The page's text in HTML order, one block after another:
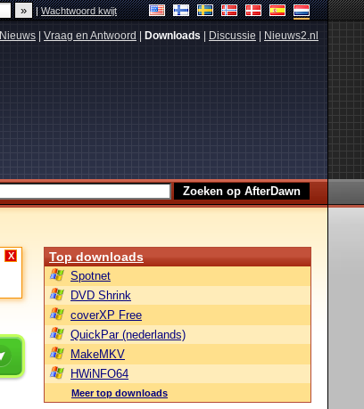
|Wachtwoord kwijt
Nieuws Vraag en Antwoord Downloads Discussie Nieuws2.nl
X Top downloads
Spotnet
DVD Shrink
coverXP Free
QuickPar (nederlands)
MakeMKV
HWiNFO64
Meer top downloads